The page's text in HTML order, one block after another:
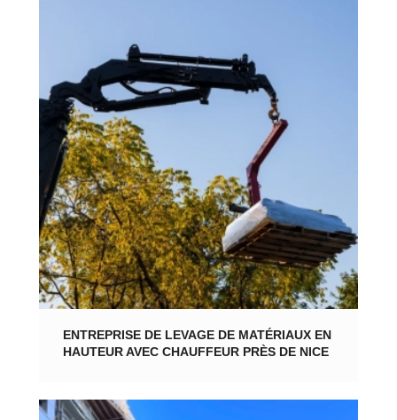
ENTREPRISE DE LEVAGE DE MATÉRIAUX EN
HAUTEUR AVEC CHAUFFEUR PRÈS DE NICE